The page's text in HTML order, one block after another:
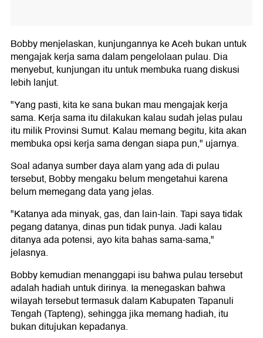
Bobby menjelaskan, kunjungannya ke Aceh bukan untuk
mengajak kerja sama dalam pengelolaan pulau. Dia
menyebut, kunjungan itu untuk membuka ruang diskusi
lebih lanjut.
"Yang pasti, kita ke sana bukan mau mengajak kerja
sama. Kerja sama itu dilakukan kalau sudah jelas pulau
itu milik Provinsi Sumut. Kalau memang begitu, kita akan
membuka opsi kerja sama dengan siapa pun," ujarnya.
Soal adanya sumber daya alam yang ada di pulau
tersebut, Bobby mengaku belum mengetahui karena
belum memegang data yang jelas.
"Katanya ada minyak, gas, dan lain-lain. Tapi saya tidak
pegang datanya, dinas pun tidak punya. Jadi kalau
ditanya ada potensi, ayo kita bahas sama-sama,"
jelasnya.
Bobby kemudian menanggapi isu bahwa pulau tersebut
adalah hadiah untuk dirinya. Ia menegaskan bahwa
wilayah tersebut termasuk dalam Kabupaten Tapanuli
Tengah (Tapteng), sehingga jika memang hadiah, itu
bukan ditujukan kepadanya.